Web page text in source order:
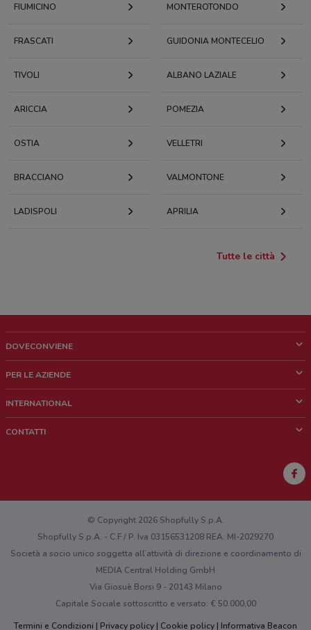
FIUMICINO MONTEROTONDO
FRASCATI GUIDONIA MONTECELIO
TIVOLI ALBANO LAZIALE
ARICCIA POMEZIA
OSTIA VELLETRI
BRACCIANO VALMONTONE
LADISPOLI APRILIA
Tutte le città
DOVECONVIENE
Chi siamo
Lavora con noi
PER LE AZIENDE
Richieste commerciali e marketing
INTERNATIONAL
CONTATTI
Hai un malfunzionamento sul web o sull'app?
© Copyright 2026 Shopfully S.p.A.
Shopfully S.p.A. - C.F / P. Iva 03156531208 REA: MI-2029270
Società a socio unico soggetta all’attività di direzione e coordinamento di
MEDIA Central Holding GmbH
Via Giosuè Borsi 9 - 20143 Milano
Capitale Sociale sottoscritto e versato: € 50.000,00
Termini e Condizioni
Privacy policy Cookie policy Informativa Beacon